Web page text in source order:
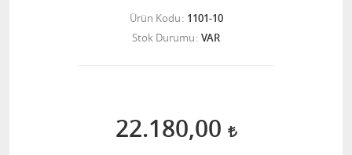
Ürün Kodu 1101-10
Stok Durumu VAR
22.180,00